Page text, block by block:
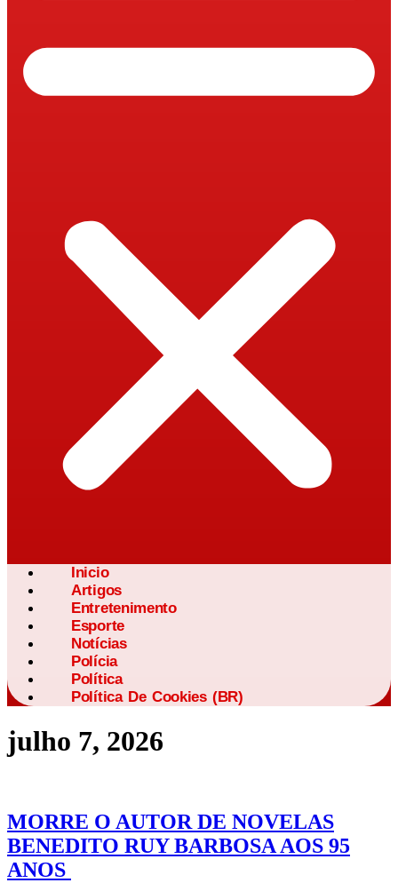
Inicio
Artigos
Entretenimento
Esporte
Notícias
Polícia
Política
Política De Cookies (BR)
julho 7, 2026
MORRE O AUTOR DE NOVELAS
BENEDITO RUY BARBOSA AOS 95
ANOS